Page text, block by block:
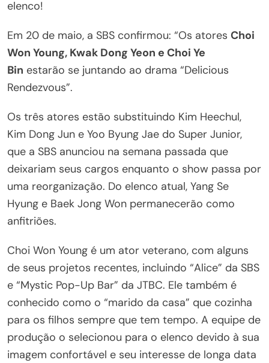
elenco!
Em 20 de maio, a SBS confirmou: “Os atores Choi
Won Young, Kwak Dong Yeon e Choi Ye
Bin estarão se juntando ao drama “Delicious
Rendezvous”.
Os três atores estão substituindo Kim Heechul,
Kim Dong Jun e Yoo Byung Jae do Super Junior,
que a SBS anunciou na semana passada que
deixariam seus cargos enquanto o show passa por
uma reorganização. Do elenco atual, Yang Se
Hyung e Baek Jong Won permanecerão como
anfitriões.
Choi Won Young é um ator veterano, com alguns
de seus projetos recentes, incluindo “Alice” da SBS
e “Mystic Pop-Up Bar” da JTBC. Ele também é
conhecido como o “marido da casa” que cozinha
para os filhos sempre que tem tempo. A equipe de
produção o selecionou para o elenco devido à sua
imagem confortável e seu interesse de longa data